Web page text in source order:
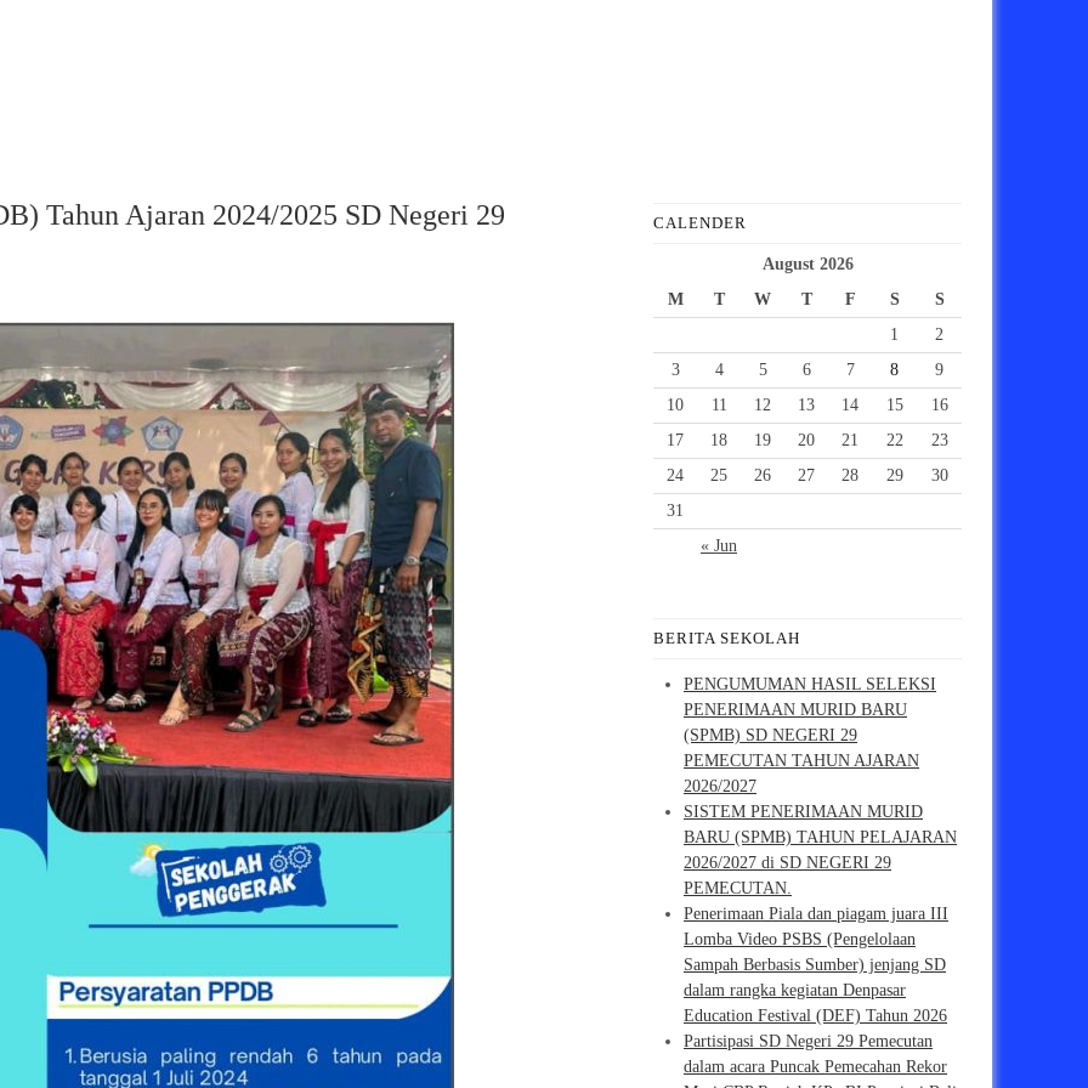
Tahun Ajaran 2024/2025 SD Negeri 29 CALENDER
August 2026
M
T W T F S S
« Jun
1
2
3
4 5 6 7 8
9
10
11 12 13 14 15
16
17
18 19 20 21 22
23
24
25 26 27 28 29
30
31
BERITA SEKOLAH
PENGUMUMAN HASIL SELEKSI
PENERIMAAN MURID BARU
(SPMB) SD NEGERI 29
PEMECUTAN TAHUN AJARAN
2026/2027
SISTEM PENERIMAAN MURID
BARU (SPMB) TAHUN PELAJARAN
2026/2027 di SD NEGERI 29
PEMECUTAN.
Penerimaan Piala dan piagam juara III
Lomba Video PSBS (Pengelolaan
Sampah Berbasis Sumber) jenjang SD
dalam rangka kegiatan Denpasar
Education Festival (DEF) Tahun 2026
Partisipasi SD Negeri 29 Pemecutan
dalam acara Puncak Pemecahan Rekor